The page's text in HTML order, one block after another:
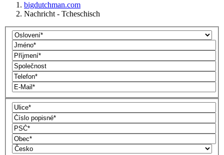
bigdutchman.com
Nachricht - Tcheschisch